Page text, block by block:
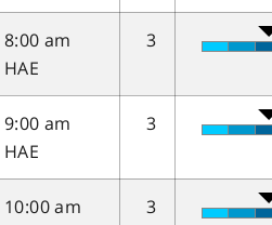
8:00 am
HAE
3
9:00 am
HAE
3
10:00 am
3